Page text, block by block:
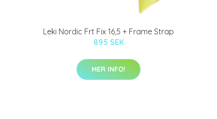
Leki Nordic Frt Fix 16,5 + Frame Strap
895 SEK
MER INFO!